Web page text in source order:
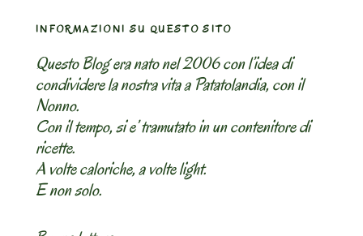
INFORMAZIONI SU QUESTO SITO
Questo Blog era nato nel 2006 con l’idea di
condividere la nostra vita a Patatolandia, con il
Nonno.
Con il tempo, si e’ tramutato in un contenitore di
ricette.
A volte caloriche, a volte light.
E non solo.